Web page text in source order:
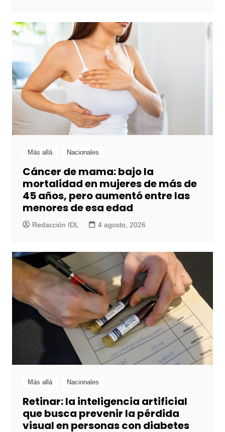
Más allá Nacionales
Cáncer de mama: bajo la
mortalidad en mujeres de más de
45 años, pero aumentó entre las
menores de esa edad
Redacción IDL 4 agosto, 2026
Más allá Nacionales
Retinar: la inteligencia artificial
que busca prevenir la pérdida
visual en personas con diabetes